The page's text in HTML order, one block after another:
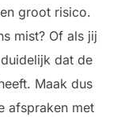
groot risico.
mist? Of als jij
dat de
Maak dus
afspraken met